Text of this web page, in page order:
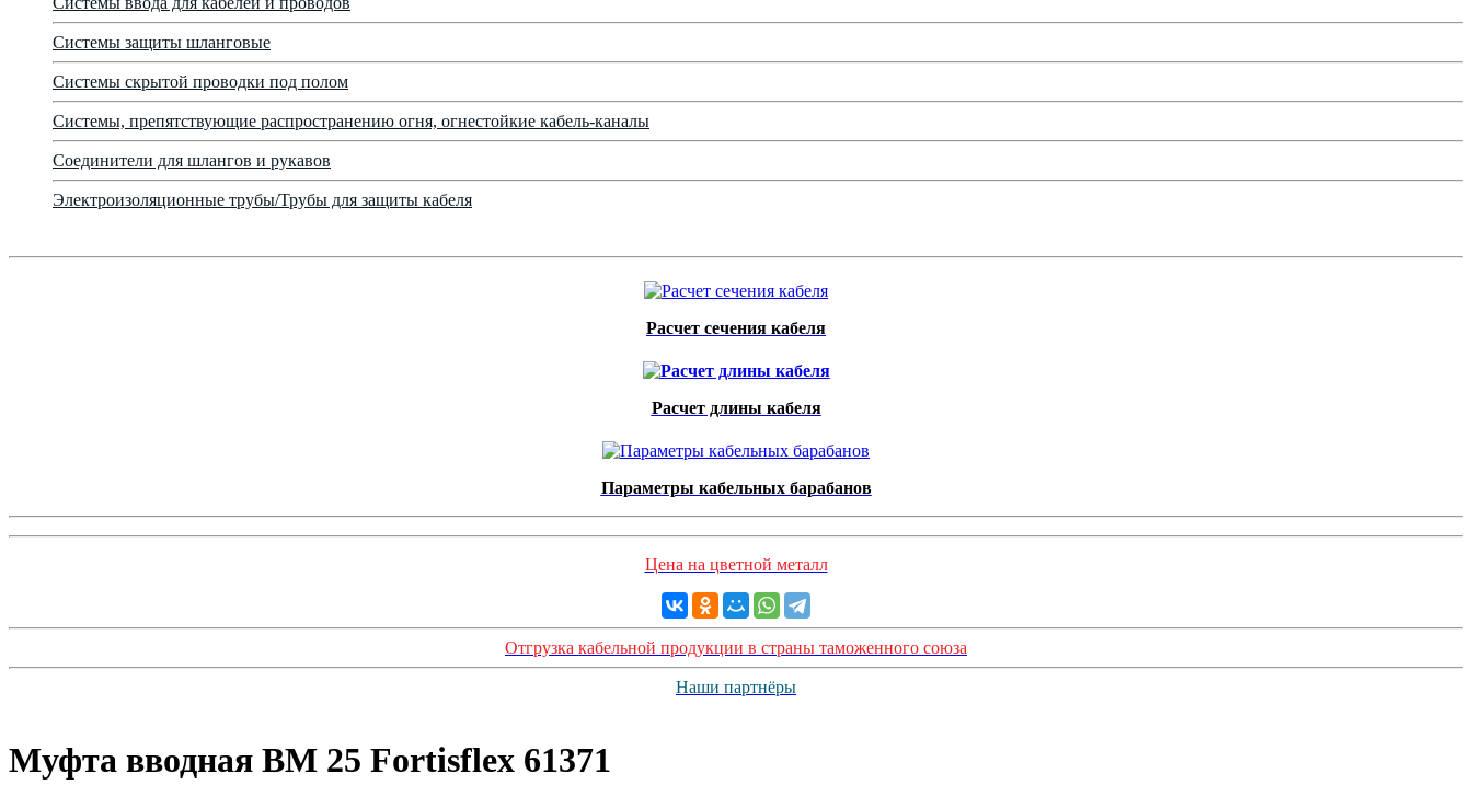
Системы защиты шланговые
Системы скрытой проводки под полом
Системы, препятствующие распространению огня, огнестойкие кабель-каналы
Соединители для шлангов и рукавов
Электроизоляционные трубы/Трубы для защиты кабеля
Расчет сечения кабеля
Расчет длины кабеля
Параметры кабельных барабанов
Цена на цветной металл
Отгрузка кабельной продукции в страны таможенного союза
Наши партнёры
Муфта вводная ВМ 25 Fortisflex 61371